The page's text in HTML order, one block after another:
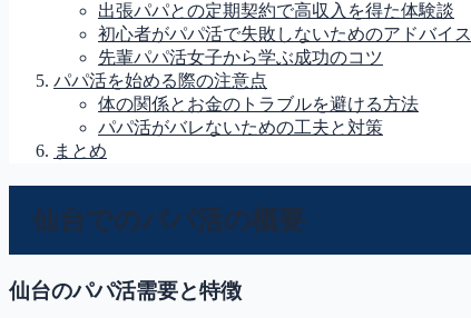
出張パパとの定期契約で高収入を得た体験談
初心者がパパ活で失敗しないためのアドバイス
先輩パパ活女子から学ぶ成功のコツ
パパ活を始める際の注意点
体の関係とお金のトラブルを避ける方法
パパ活がバレないための工夫と対策
まとめ
仙台でのパパ活の概要
仙台のパパ活需要と特徴